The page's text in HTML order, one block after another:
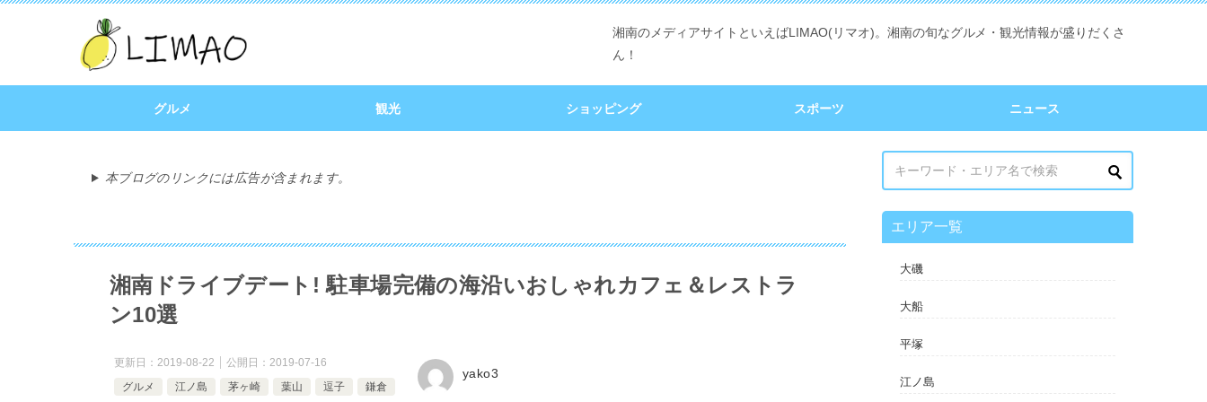
湘南のメディアサイトといえばLIMAO(リマオ)。湘南の旬なグルメ・観光情報が盛りだくさ
ん！
グルメ 観光 ショッピング スポーツ ニュース
本ブログのリンクには広告が含まれます。
湘南ドライブデート! 駐車場完備の海沿いおしゃれカフェ＆レストラ
ン10選
更新日： 2019-08-22 公開日： 2019-07-16
グルメ
江ノ島 茅ヶ崎 葉山 逗子 鎌倉
yako3
エリア一覧
大磯
大船
平塚
江ノ島